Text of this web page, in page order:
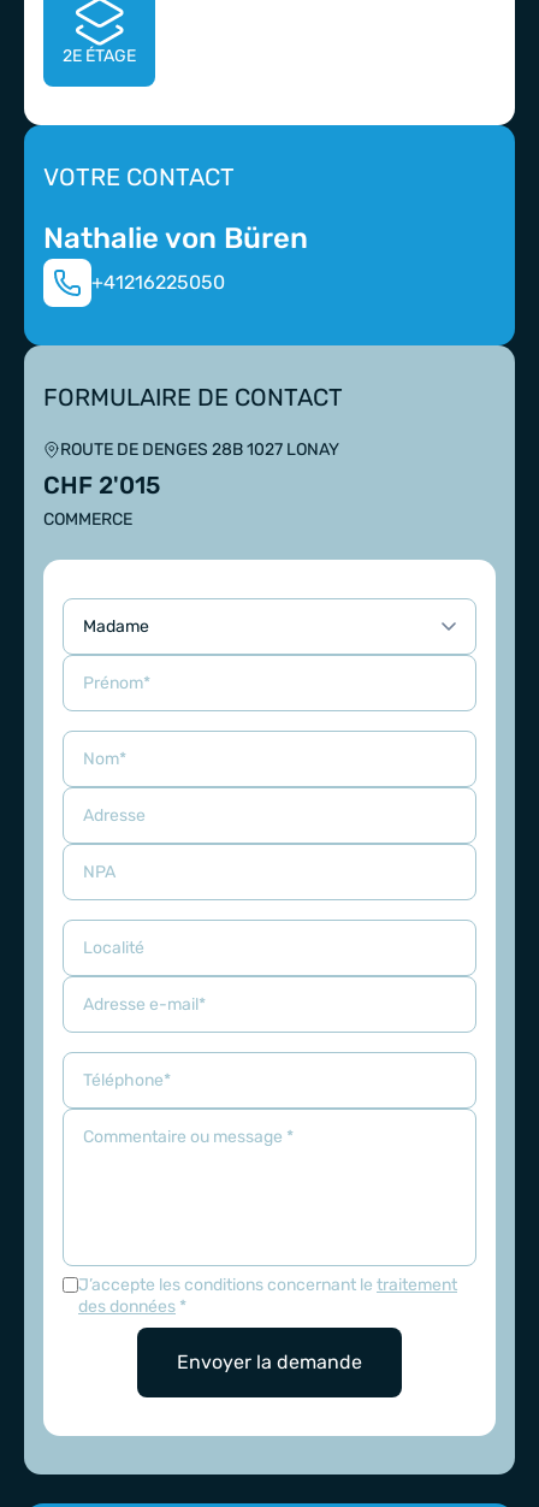
2E ÉTAGE
VOTRE CONTACT
Nathalie von Büren
+41216225050
FORMULAIRE DE CONTACT
ROUTE DE DENGES 28B 1027 LONAY
CHF 2'015
COMMERCE
J’accepte les conditions concernant le traitement
des données *